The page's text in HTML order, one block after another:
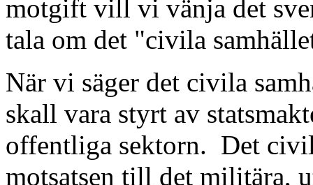
motgift vill vi vänja det
tala om det "civila
När vi säger det civila
skall vara styrt av
offentliga sektorn. Det
motsatsen till det militära,